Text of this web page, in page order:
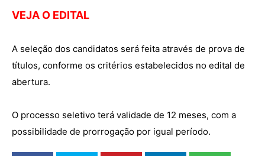
VEJA O EDITAL
A seleção dos candidatos será feita através de prova de
títulos, conforme os critérios estabelecidos no edital de
abertura.
O processo seletivo terá validade de 12 meses, com a
possibilidade de prorrogação por igual período.